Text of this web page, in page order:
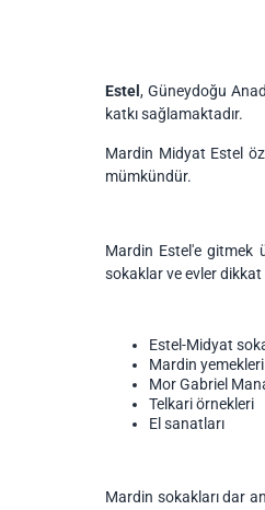
Estel , Güneydoğu
katkı sağlamaktadır.
Mardin Midyat Estel
mümkündür.
Mardin Estel'e gitmek
sokaklar ve evler
Estel-Midyat
Mardin yemekleri
Mor Gabriel
Telkari örnekleri
El sanatları
Mardin sokakları dar